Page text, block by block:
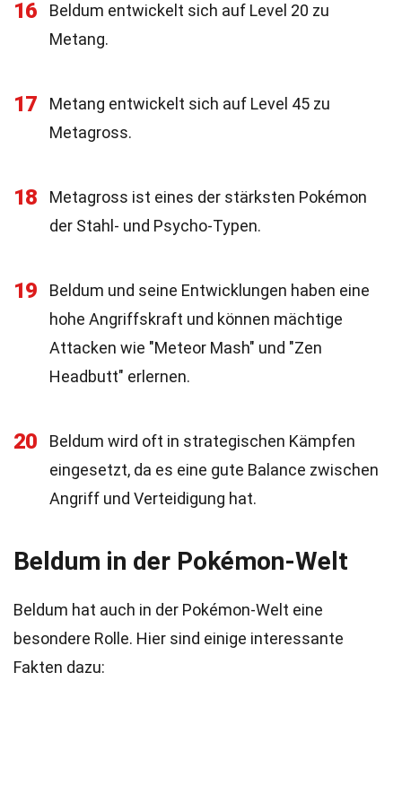
16
Beldum entwickelt sich auf Level 20 zu
Metang.
17
Metang entwickelt sich auf Level 45 zu
Metagross.
18
Metagross ist eines der stärksten Pokémon
der Stahl- und Psycho-Typen.
19
Beldum und seine Entwicklungen haben eine
hohe Angriffskraft und können mächtige
Attacken wie "Meteor Mash" und "Zen
Headbutt" erlernen.
20
Beldum wird oft in strategischen Kämpfen
eingesetzt, da es eine gute Balance zwischen
Angriff und Verteidigung hat.
Beldum in der Pokémon-Welt
Beldum hat auch in der Pokémon-Welt eine
besondere Rolle. Hier sind einige interessante
Fakten dazu: